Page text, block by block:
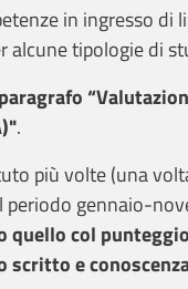
in ingresso di
alcune tipologie di
.
più volte (una
periodo gennaio-
quello col
e